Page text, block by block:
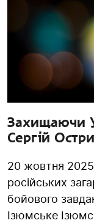
Захищаючи
Сергій
20 жовтня
російських
бойового
Ізюмське